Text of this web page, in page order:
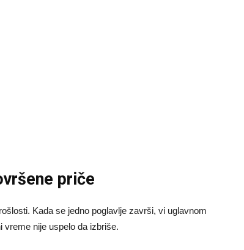
priče
Kada se jedno poglavlje završi, vi uglavnom
vreme nije uspelo da izbriše.